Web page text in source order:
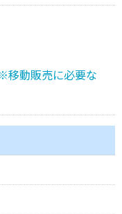
移動販売に必要な